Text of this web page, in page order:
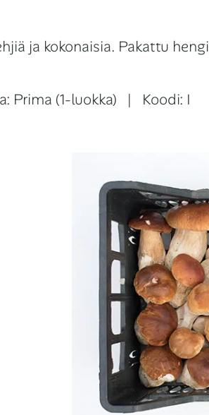
ja kokonaisia. Pakattu
Prima (1-luokka) | Koodi: I